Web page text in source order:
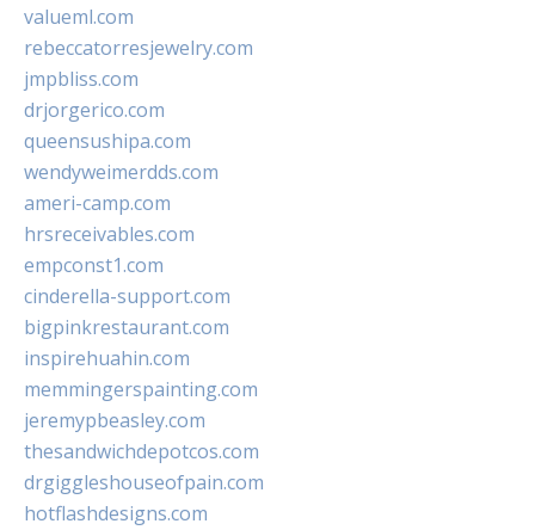
valueml.com
rebeccatorresjewelry.com
jmpbliss.com
drjorgerico.com
queensushipa.com
wendyweimerdds.com
ameri-camp.com
hrsreceivables.com
empconst1.com
cinderella-support.com
bigpinkrestaurant.com
inspirehuahin.com
memmingerspainting.com
jeremypbeasley.com
thesandwichdepotcos.com
drgiggleshouseofpain.com
hotflashdesigns.com